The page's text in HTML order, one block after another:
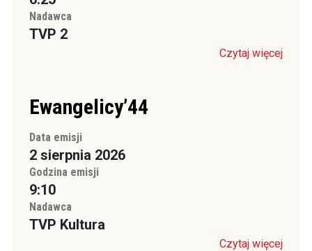
Nadawca
TVP 2
Czytaj więcej
Ewangelicy’44
Data emisji
2 sierpnia 2026
Godzina emisji
9:10
Nadawca
TVP Kultura
Czytaj więcej